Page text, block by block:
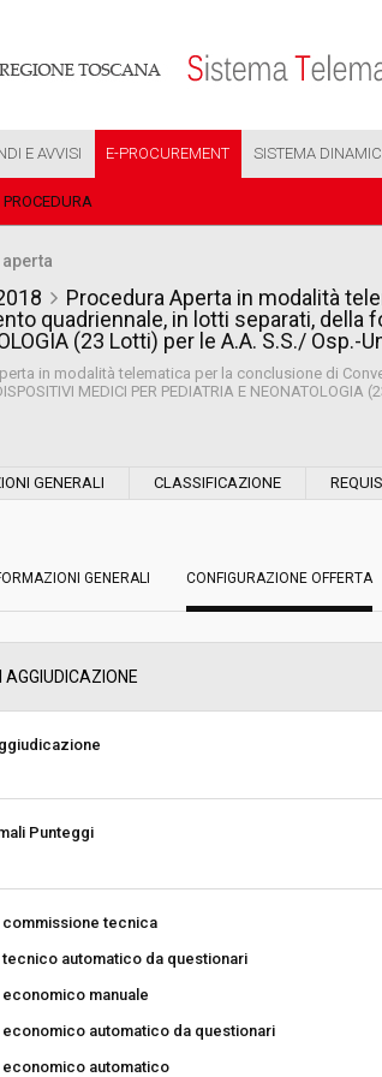
E AVVISI E-PROCUREMENT SISTEMA
Procedura Aperta in modalità
quadriennale, in lotti separati, della
(23 Lotti) per le A.A. S.S./ Osp.-
in modalità telematica per la conclusione di
MEDICI PER PEDIATRIA E
19/06/2018 11:31
Gara in busta chiusa
GENERALI CLASSIFICAZIONE
GENERALI CONFIGURAZIONE OFFERTA
AGGIUDICAZIONE
Punteggi
tecnica
automatico da questionari
manuale
automatico da questionari
economico automatico